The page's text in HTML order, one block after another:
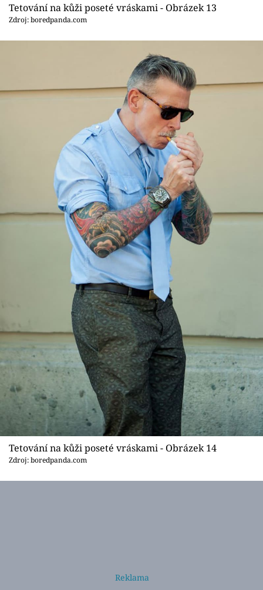
Tetování na kůži poseté vráskami - Obrázek 13
Zdroj: boredpanda.com
Tetování na kůži poseté vráskami - Obrázek 14
Zdroj: boredpanda.com